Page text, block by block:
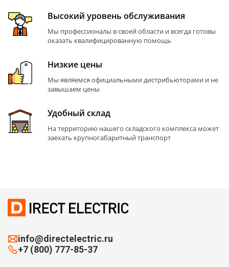
Высокий уровень обслуживания
Мы профессионалы в своей области и всегда готовы
оказать квалифицированную помощь
Низкие цены
Мы являемся официальными дистрибьюторами и не
завышаем цены
Удобный склад
На территорию нашего складского комплекса может
заехать крупногабаритный транспорт
info@directelectric.ru
+7 (800) 777-85-37